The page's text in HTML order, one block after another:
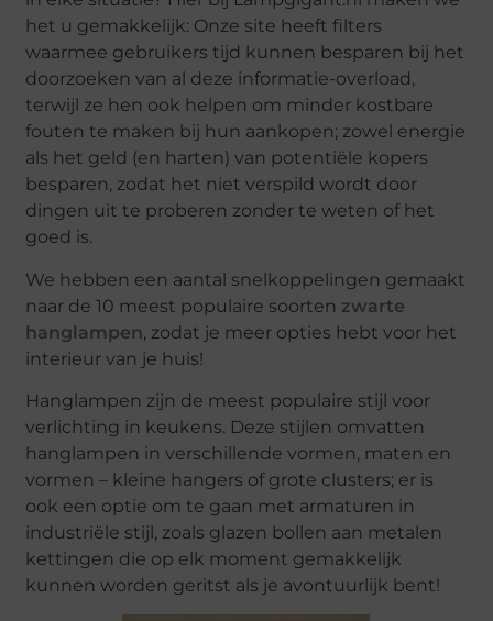
het u gemakkelijk: Onze site heeft filters
waarmee gebruikers tijd kunnen besparen bij het
doorzoeken van al deze informatie-overload,
terwijl ze hen ook helpen om minder kostbare
fouten te maken bij hun aankopen; zowel energie
als het geld (en harten) van potentiële kopers
besparen, zodat het niet verspild wordt door
dingen uit te proberen zonder te weten of het
goed is.
We hebben een aantal snelkoppelingen gemaakt
naar de 10 meest populaire soorten zwarte
hanglampen, zodat je meer opties hebt voor het
interieur van je huis!
Hanglampen zijn de meest populaire stijl voor
verlichting in keukens. Deze stijlen omvatten
hanglampen in verschillende vormen, maten en
vormen – kleine hangers of grote clusters; er is
ook een optie om te gaan met armaturen in
industriële stijl, zoals glazen bollen aan metalen
kettingen die op elk moment gemakkelijk
kunnen worden geritst als je avontuurlijk bent!